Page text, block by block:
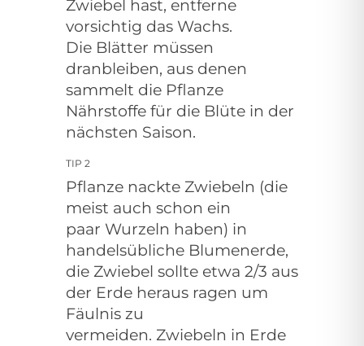
Zwiebel hast, entferne
vorsichtig das Wachs.
Die Blätter müssen
dranbleiben, aus denen
sammelt die Pflanze
Nährstoffe für die Blüte in der
nächsten Saison.
TIP 2
Pflanze nackte Zwiebeln (die
meist auch schon ein
paar Wurzeln haben) in
handelsübliche Blumenerde,
die Zwiebel sollte etwa 2/3 aus
der Erde heraus ragen um
Fäulnis zu
vermeiden. Zwiebeln in Erde